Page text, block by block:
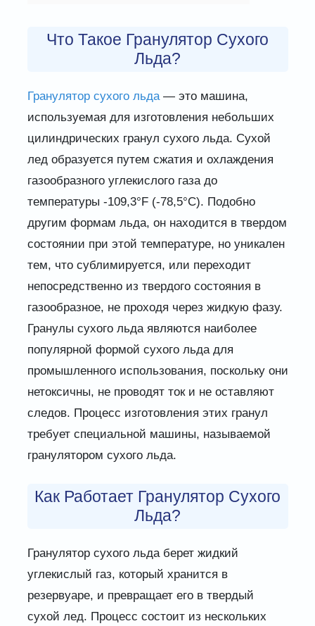
Что Такое Гранулятор Сухого
Льда?
Гранулятор сухого льда— это машина,
используемая для изготовления небольших
цилиндрических гранул сухого льда. Сухой
лед образуется путем сжатия и охлаждения
газообразного углекислого газа до
температуры -109,3°F (-78,5°C). Подобно
другим формам льда, он находится в твердом
состоянии при этой температуре, но уникален
тем, что сублимируется, или переходит
непосредственно из твердого состояния в
газообразное, не проходя через жидкую фазу.
Гранулы сухого льда являются наиболее
популярной формой сухого льда для
промышленного использования, поскольку они
нетоксичны, не проводят ток и не оставляют
следов. Процесс изготовления этих гранул
требует специальной машины, называемой
гранулятором сухого льда.
Как Работает Гранулятор Сухого
Льда?
Гранулятор сухого льда берет жидкий
углекислый газ, который хранится в
резервуаре, и превращает его в твердый
сухой лед. Процесс состоит из нескольких